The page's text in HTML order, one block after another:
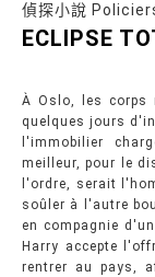
偵探小說
ECLIPSE
À Oslo, les corps
quelques jours
l'immobilier
meilleur, pour le
l'ordre, serait
soûler à l'autre
en compagnie
Harry accepte
rentrer au pays,